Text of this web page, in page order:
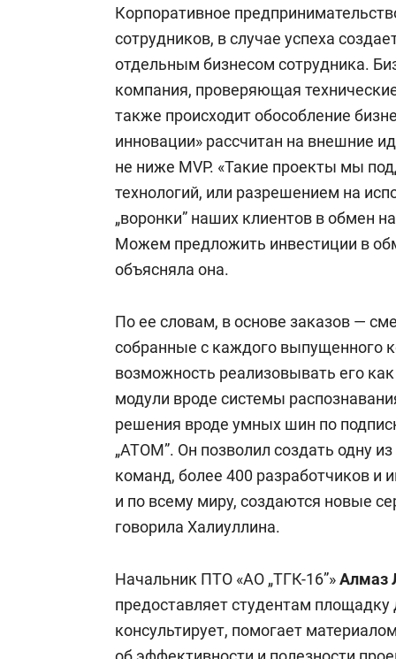
Корпоративное
сотрудников, в случае успеха
отдельным бизнесом сотрудника.
компания, проверяющая
также происходит обособление
инновации» рассчитан на внешние
не ниже MVP. «Такие проекты мы
технологий, или разрешением на
„воронки” наших клиентов в обмен
Можем предложить инвестиции в
объясняла она.
По ее словам, в основе заказов —
собранные с каждого выпущенного
возможность реализовывать его
модули вроде системы
решения вроде умных шин по
„АТОМ”. Он позволил создать одну
команд, более 400 разработчиков и
и по всему миру, создаются новые
говорила Халиуллина.
Начальник ПТО «АО „ТГК-16”»Алмаз
предоставляет студентам площадку
консультирует, помогает